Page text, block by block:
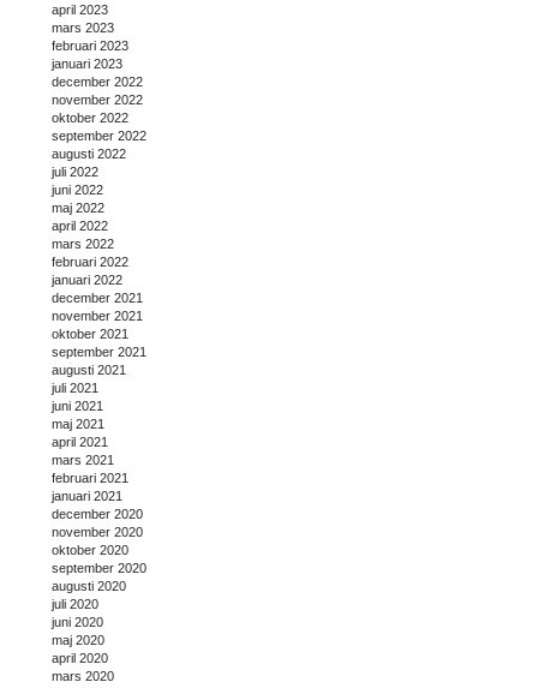
april 2023
mars 2023
februari 2023
januari 2023
december 2022
november 2022
oktober 2022
september 2022
augusti 2022
juli 2022
juni 2022
maj 2022
april 2022
mars 2022
februari 2022
januari 2022
december 2021
november 2021
oktober 2021
september 2021
augusti 2021
juli 2021
juni 2021
maj 2021
april 2021
mars 2021
februari 2021
januari 2021
december 2020
november 2020
oktober 2020
september 2020
augusti 2020
juli 2020
juni 2020
maj 2020
april 2020
mars 2020